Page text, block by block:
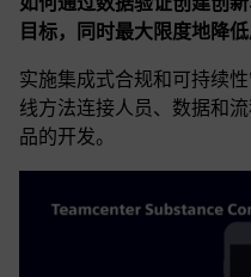
目标，同时最大限度地降低
实施集成式合规和可持续
线方法连接人员、数据和
品的开发。